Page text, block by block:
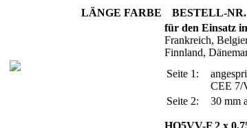
LÄNGE FARBE BESTELL-NR.
für den Einsatz
Frankreich,
Finnland,
Seite 1:
CEE 7/
Seite 2:
30 mm
HO5VV-F 2 x